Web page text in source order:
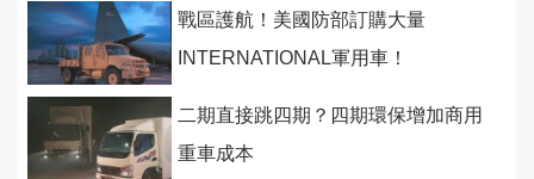
戰區護航！美國防部訂購大量
INTERNATIONAL軍用車！
二期直接跳四期？四期環保增加商用
重車成本